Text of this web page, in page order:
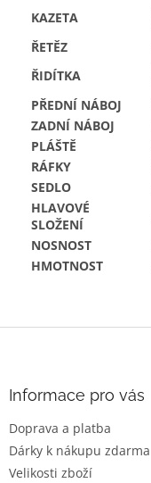
KAZETA
ŘETĚZ
ŘIDÍTKA
PŘEDNÍ NÁBOJ
ZADNÍ NÁBOJ
PLÁŠTĚ
RÁFKY
SEDLO
HLAVOVÉ
SLOŽENÍ
NOSNOST
HMOTNOST
Informace pro vás
Doprava a platba
Dárky k nákupu zdarma
Velikosti zboží